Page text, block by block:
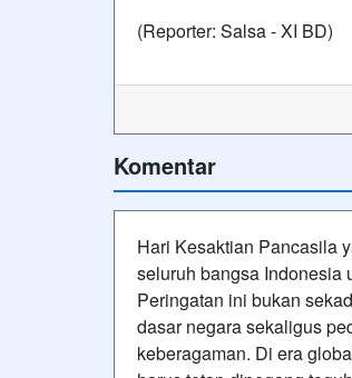
(Reporter: Salsa - XI BD)
Komentar
Hari Kesaktian Pancasila
seluruh bangsa Indonesia
Peringatan ini bukan
dasar negara sekaligus
keberagaman. Di era